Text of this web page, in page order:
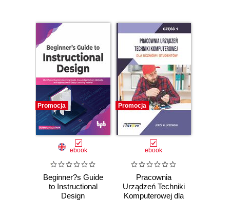
Promocja
ebook
Beginner?s Guide
to Instructional
Design
Promocja
ebook
Pracownia
Urządzeń Techniki
Komputerowej dla